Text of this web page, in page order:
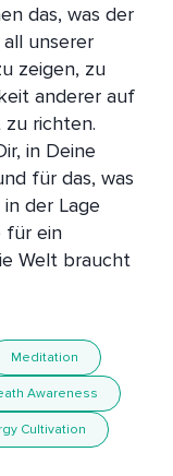
das, was der
unserer
zeigen, zu
anderer auf
richten.
in Deine
für das, was
der Lage
für ein
Welt braucht
Meditation
Awareness
Cultivation